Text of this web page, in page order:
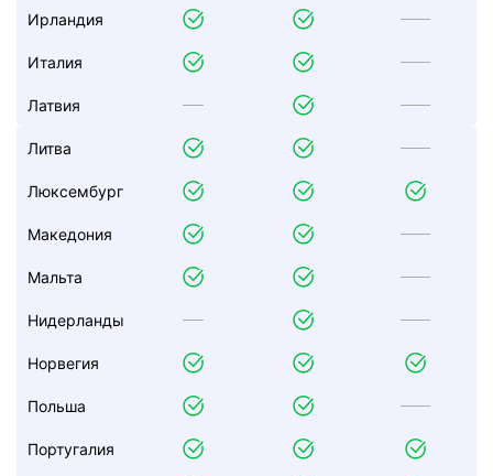
Ирландия
Италия
Латвия
Литва
Люксембург
Македония
Мальта
Нидерланды
Норвегия
Польша
Португалия